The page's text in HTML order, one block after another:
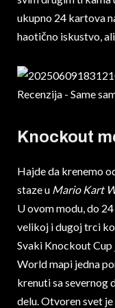
ukupno 24 kartova
haotično iskustvo,
Knockout
Hajde da krenemo
staze u Mario Kart
U ovom modu, do
velikoj i dugoj trci
Svaki Knockout Cup
World mapi jedna
krenuti sa severnog
delu. Otvoren svet